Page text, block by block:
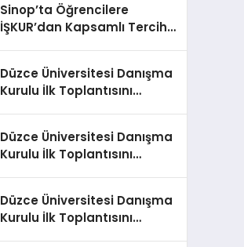
Sinop’ta Öğrencilere
İŞKUR’dan Kapsamlı Tercih
Düzce Üniversitesi Danışma
Kurulu İlk Toplantısını
Düzce Üniversitesi Danışma
Kurulu İlk Toplantısını
Düzce Üniversitesi Danışma
Kurulu İlk Toplantısını